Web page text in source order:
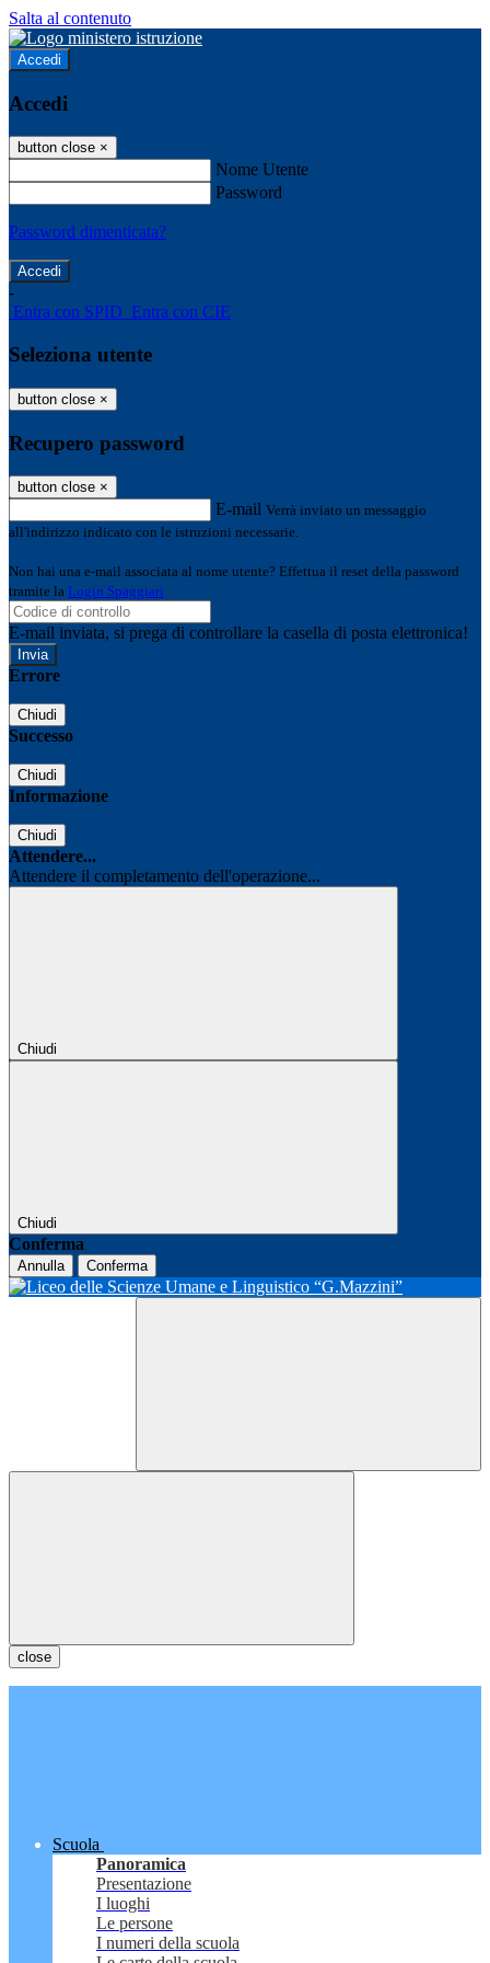
Salta al contenuto
Accedi
Accedi
button close ×
Nome Utente
Password
Password dimenticata?
-
Entra con SPID Entra con CIE
Seleziona utente
button close ×
Recupero password
button close ×
E-mail Verrà inviato un messaggio
all'indirizzo indicato con le istruzioni necessarie.
Non hai una e-mail associata al nome utente? Effettua il reset della password
tramite la Login Spaggiari
E-mail inviata, si prega di controllare la casella di posta elettronica!
Errore
Chiudi
Successo
Chiudi
Informazione
Chiudi
Attendere...
Attendere il completamento dell'operazione...
Chiudi
Chiudi
Conferma
Annulla Conferma
close
Scuola
Panoramica
Presentazione
I luoghi
Le persone
I numeri della scuola